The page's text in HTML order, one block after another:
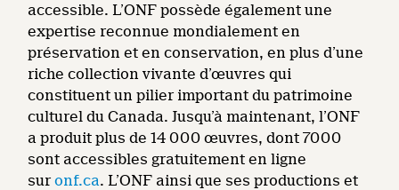
accessible. L’ONF possède également une
expertise reconnue mondialement en
préservation et en conservation, en plus d’une
riche collection vivante d’œuvres qui
constituent un pilier important du patrimoine
culturel du Canada. Jusqu’à maintenant, l’ONF
a produit plus de 14 000 œuvres, dont 7000
sont accessibles gratuitement en ligne
suronf.ca. L’ONF ainsi que ses productions et